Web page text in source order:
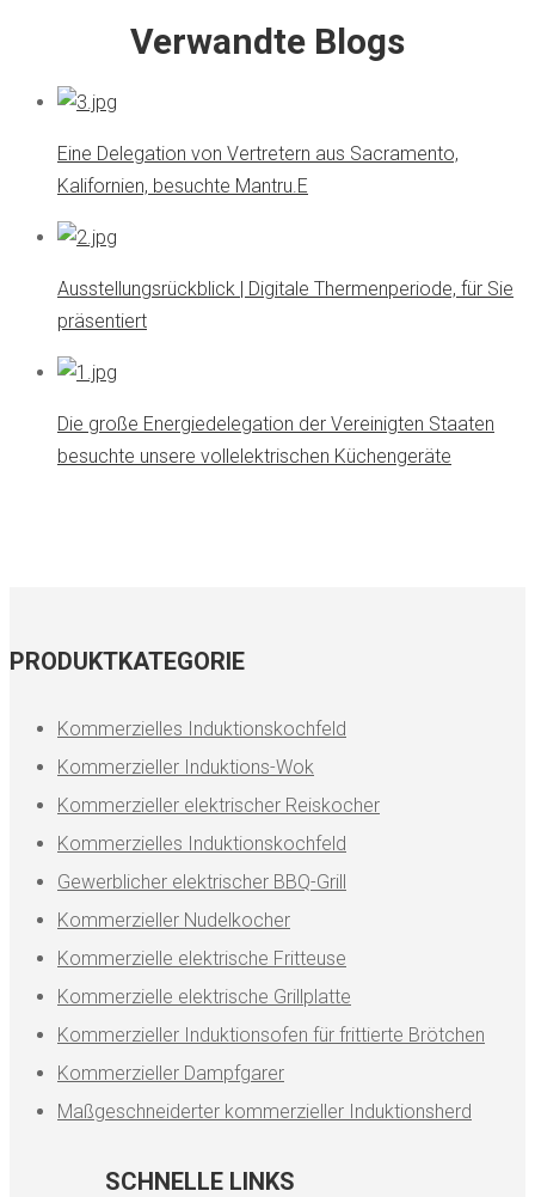
Verwandte Blogs
Eine Delegation von Vertretern aus Sacramento,
Kalifornien, besuchte Mantru.E
Ausstellungsrückblick | Digitale Thermenperiode, für Sie
präsentiert
Die große Energiedelegation der Vereinigten Staaten
besuchte unsere vollelektrischen Küchengeräte
PRODUKTKATEGORIE
Kommerzielles Induktionskochfeld
Kommerzieller Induktions-Wok
Kommerzieller elektrischer Reiskocher
Kommerzielles Induktionskochfeld
Gewerblicher elektrischer BBQ-Grill
Kommerzieller Nudelkocher
Kommerzielle elektrische Fritteuse
Kommerzielle elektrische Grillplatte
Kommerzieller Induktionsofen für frittierte Brötchen
Kommerzieller Dampfgarer
Maßgeschneiderter kommerzieller Induktionsherd
SCHNELLE LINKS